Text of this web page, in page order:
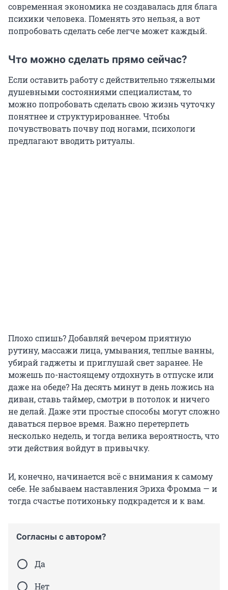
современная экономика не создавалась для блага
психики человека. Поменять это нельзя, а вот
попробовать сделать себе легче может каждый.
Что можно сделать прямо сейчас?
Если оставить работу с действительно тяжелыми
душевными состояниями специалистам, то
можно попробовать сделать свою жизнь чуточку
понятнее и структурированнее. Чтобы
почувствовать почву под ногами, психологи
предлагают вводить ритуалы.
Плохо спишь? Добавляй вечером приятную
рутину, массажи лица, умывания, теплые ванны,
убирай гаджеты и приглушай свет заранее. Не
можешь по-настоящему отдохнуть в отпуске или
даже на обеде? На десять минут в день ложись на
диван, ставь таймер, смотри в потолок и ничего
не делай. Даже эти простые способы могут сложно
даваться первое время. Важно перетерпеть
несколько недель, и тогда велика вероятность, что
эти действия войдут в привычку.
И, конечно, начинается всё с внимания к самому
себе. Не забываем наставления Эриха Фромма — и
тогда счастье потихоньку подкрадется и к вам.
Согласны с автором?
Да
Нет